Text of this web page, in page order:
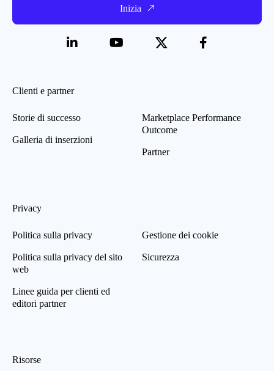
Inizia
Clienti e partner
Storie di successo
Galleria di inserzioni
Marketplace Performance
Outcome
Partner
Privacy
Politica sulla privacy
Politica sulla privacy del sito
web
Linee guida per clienti ed
editori partner
Gestione dei cookie
Sicurezza
Risorse